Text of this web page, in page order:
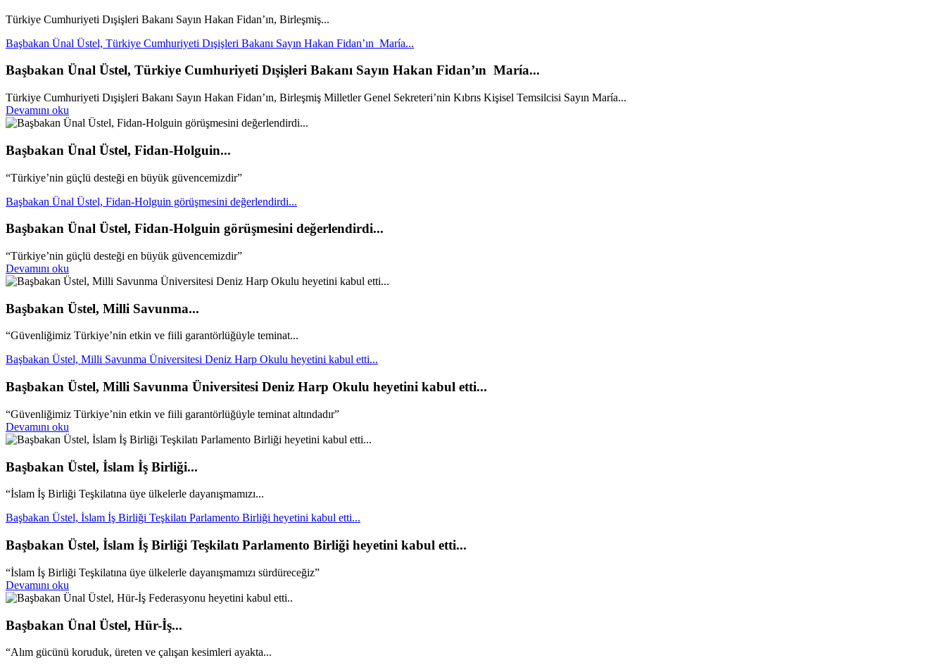
Türkiye Cumhuriyeti Dışişleri Bakanı Sayın Hakan Fidan’ın, Birleşmiş...
Başbakan Ünal Üstel, Türkiye Cumhuriyeti Dışişleri Bakanı Sayın Hakan Fidan’ın María...
Başbakan Ünal Üstel, Türkiye Cumhuriyeti Dışişleri Bakanı Sayın Hakan Fidan’ın María...
Türkiye Cumhuriyeti Dışişleri Bakanı Sayın Hakan Fidan’ın, Birleşmiş Milletler Genel Sekreteri’nin Kıbrıs Kişisel Temsilcisi Sayın María...
Devamını oku
Başbakan Ünal Üstel, Fidan-Holguin...
“Türkiye’nin güçlü desteği en büyük güvencemizdir”
Başbakan Ünal Üstel, Fidan-Holguin görüşmesini değerlendirdi...
Başbakan Ünal Üstel, Fidan-Holguin görüşmesini değerlendirdi...
“Türkiye’nin güçlü desteği en büyük güvencemizdir”
Devamını oku
Başbakan Üstel, Milli Savunma...
“Güvenliğimiz Türkiye’nin etkin ve fiili garantörlüğüyle teminat...
Başbakan Üstel, Milli Savunma Üniversitesi Deniz Harp Okulu heyetini kabul etti...
Başbakan Üstel, Milli Savunma Üniversitesi Deniz Harp Okulu heyetini kabul etti...
“Güvenliğimiz Türkiye’nin etkin ve fiili garantörlüğüyle teminat altındadır”
Devamını oku
Başbakan Üstel, İslam İş Birliği...
“İslam İş Birliği Teşkilatına üye ülkelerle dayanışmamızı...
Başbakan Üstel, İslam İş Birliği Teşkilatı Parlamento Birliği heyetini kabul etti...
Başbakan Üstel, İslam İş Birliği Teşkilatı Parlamento Birliği heyetini kabul etti...
“İslam İş Birliği Teşkilatına üye ülkelerle dayanışmamızı sürdüreceğiz”
Devamını oku
Başbakan Ünal Üstel, Hür-İş...
“Alım gücünü koruduk, üreten ve çalışan kesimleri ayakta...